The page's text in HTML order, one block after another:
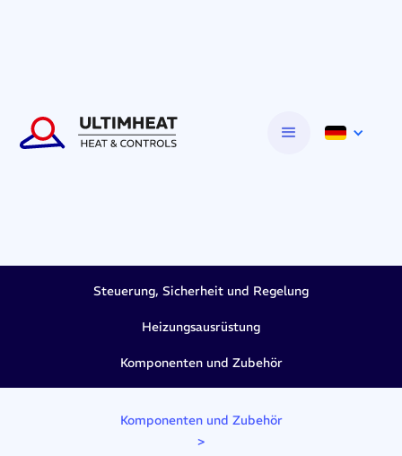
Steuerung, Sicherheit und Regelung
Heizungsausrüstung
Komponenten und Zubehör
Komponenten und Zubehör
>